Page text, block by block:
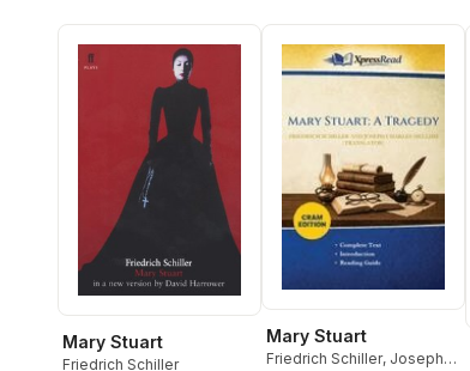
Mary Stuart
Friedrich Schiller
Mary Stuart
Friedrich Schiller, Joseph